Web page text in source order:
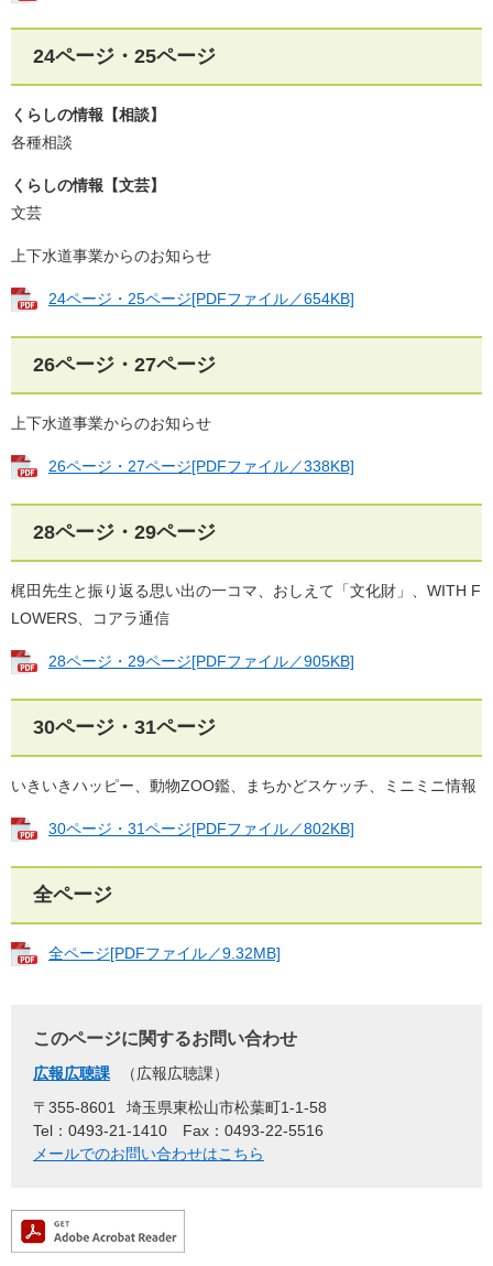
24ページ・25ページ
くらしの情報【相談】
各種相談
くらしの情報【文芸】
文芸
上下水道事業からのお知らせ
24ページ・25ページ[PDFファイル／654KB]
26ページ・27ページ
上下水道事業からのお知らせ
26ページ・27ページ[PDFファイル／338KB]
28ページ・29ページ
梶田先生と振り返る思い出の一コマ、おしえて「文化財」、WITH F
LOWERS、コアラ通信
28ページ・29ページ[PDFファイル／905KB]
30ページ・31ページ
いきいきハッピー、動物ZOO鑑、まちかどスケッチ、ミニミニ情報
30ページ・31ページ[PDFファイル／802KB]
全ページ
全ページ[PDFファイル／9.32MB]
このページに関するお問い合わせ
広報広聴課
広報広聴課
〒355-8601
埼玉県東松山市松葉町1-1-58
Tel：0493-21-1410
Fax：0493-22-5516
メールでのお問い合わせはこちら